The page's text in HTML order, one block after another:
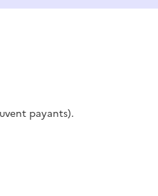
payants).